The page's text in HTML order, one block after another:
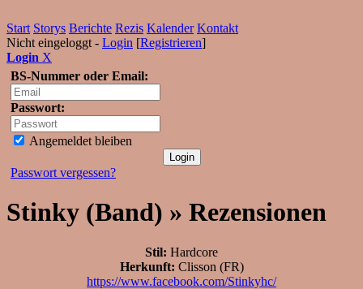
Start Storys Berichte Rezis Kalender Kontakt
Nicht eingeloggt - Login [Registrieren]
Login X
BS-Nummer oder Email:
Passwort:
Angemeldet bleiben
Passwort vergessen?
Stinky (Band) » Rezensionen
Stil: Hardcore
Herkunft: Clisson (FR)
https://www.facebook.com/Stinkyhc/